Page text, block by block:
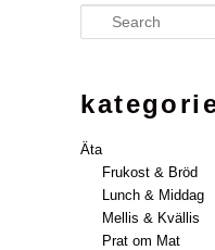
Search
Äta
Frukost & Bröd
Lunch & Middag
Mellis & Kvällis
Prat om Mat